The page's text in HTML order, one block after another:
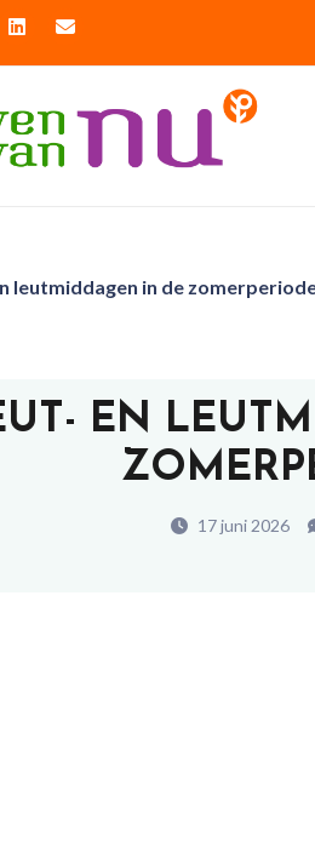
leutmiddagen in de
EN
17 juni 2026